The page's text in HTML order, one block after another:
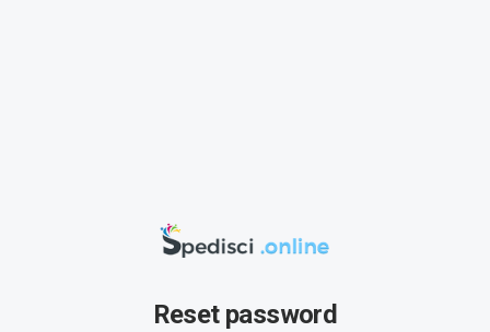
Reset password